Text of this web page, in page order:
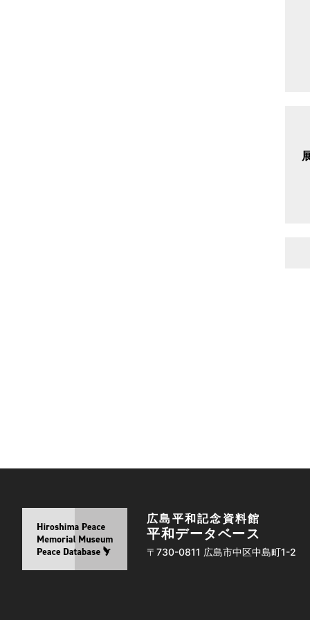
広島平和記念資料館
平和データベース
〒730-0811 広島市中区中島町1-2